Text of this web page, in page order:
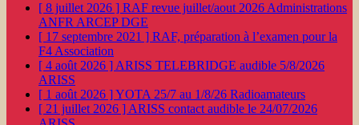
[ 8 juillet 2026 ] RAF revue juillet/aout 2026 Administrations
ANFR ARCEP DGE
[ 17 septembre 2021 ] RAF, préparation à l’examen pour la
F4 Association
[ 4 août 2026 ] ARISS TELEBRIDGE audible 5/8/2026
ARISS
[ 1 août 2026 ]YOTA 25/7 au 1/8/26 Radioamateurs
[ 21 juillet 2026 ] ARISS contact audible le 24/07/2026